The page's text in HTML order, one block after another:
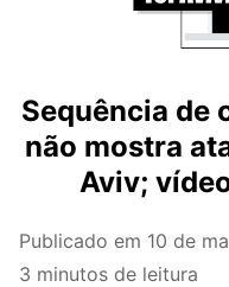
Sequência de
não mostra
Aviv;
Publicado em 10 de
3 minutos de leitura